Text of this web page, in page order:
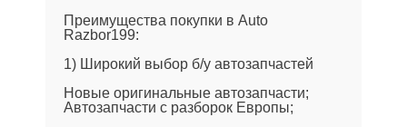
Преимущества покупки в Auto
Razbor199:
1) Широкий выбор б/у автозапчастей
Новые оригинальные автозапчасти;
Автозапчасти с разборок Европы;